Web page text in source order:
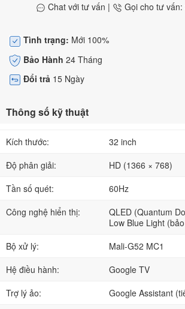
Chat với tư vấn | Gọi cho tư
Tình trạng: Mới 100%
Bảo Hành 24 Tháng
Đổi trả 15 Ngày
Thông số kỹ thuật
Kích thước:
32 inch
Độ phân giải:
HD (1366 × 768)
Tần số quét:
60Hz
Công nghệ hiển thị:
QLED (Quantum
Low Blue Light
Bộ xử lý:
Mali-G52 MC1
Hệ điều hành:
Google TV
Trợ lý ảo:
Google Assistant